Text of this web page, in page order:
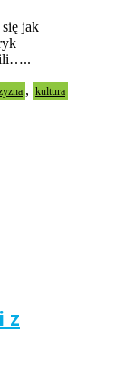
jak
, kultura
z